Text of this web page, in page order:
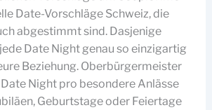
Date-Vorschläge Schweiz, die
abgestimmt sind. Dasjenige
Date Night genau so einzigartig
Beziehung. Oberbürgermeister
Night pro besondere Anlässe
Geburtstage oder Feiertage